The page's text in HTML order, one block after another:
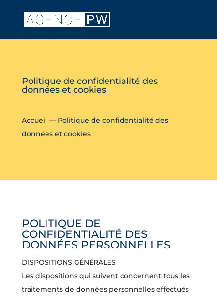
Politique de confidentialité des
données et cookies
Accueil — Politique de confidentialité des
données et cookies
POLITIQUE DE
CONFIDENTIALITÉ DES
DONNÉES PERSONNELLES
DISPOSITIONS GÉNÉRALES
Les dispositions qui suivent concernent tous les
traitements de données personnelles effectués